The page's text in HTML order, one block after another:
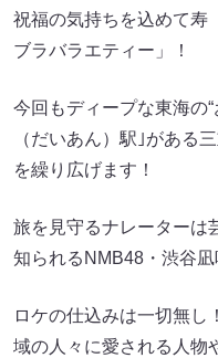
祝福の気持ちを込めて寿
ブラバラエティー」！
今回もディープな東海の
（だいあん）駅｣がある
を繰り広げます！
旅を見守るナレーターは
知られるNMB48・渋谷凪
ロケの仕込みは一切無
域の人々に愛される人物